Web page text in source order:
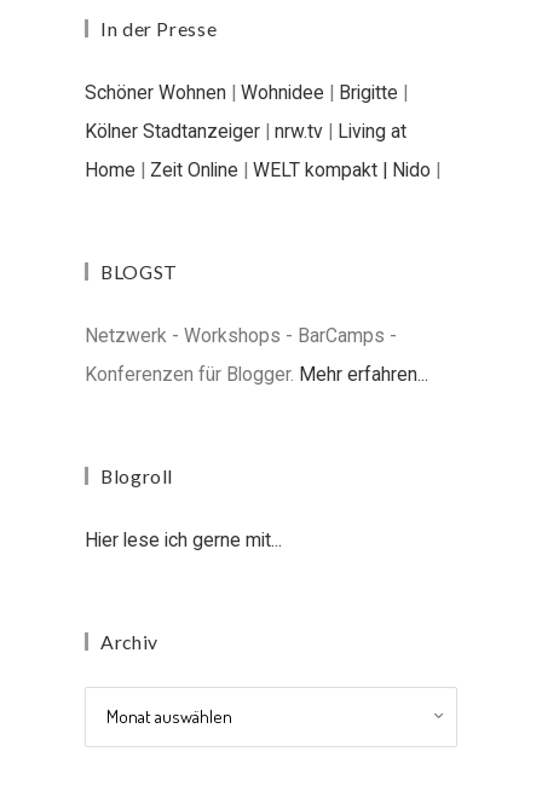
In der Presse
Schöner Wohnen | Wohnidee | Brigitte |
Kölner Stadtanzeiger | nrw.tv | Living at
Home | Zeit Online | WELT kompakt | Nido |
BLOGST
Netzwerk - Workshops - BarCamps -
Konferenzen für Blogger. Mehr erfahren...
Blogroll
Hier lese ich gerne mit...
Archiv